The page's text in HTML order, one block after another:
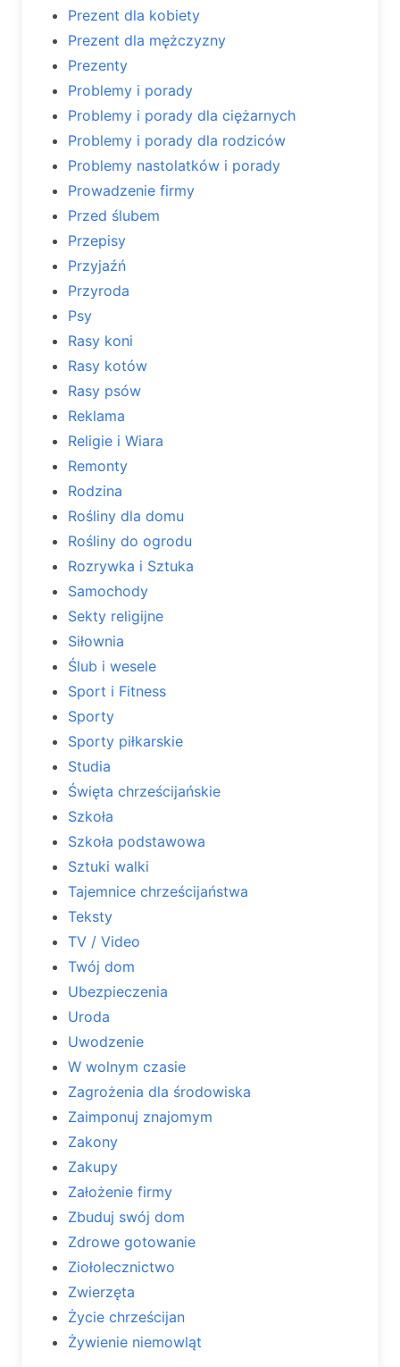
Prezent dla kobiety
Prezent dla mężczyzny
Prezenty
Problemy i porady
Problemy i porady dla ciężarnych
Problemy i porady dla rodziców
Problemy nastolatków i porady
Prowadzenie firmy
Przed ślubem
Przepisy
Przyjaźń
Przyroda
Psy
Rasy koni
Rasy kotów
Rasy psów
Reklama
Religie i Wiara
Remonty
Rodzina
Rośliny dla domu
Rośliny do ogrodu
Rozrywka i Sztuka
Samochody
Sekty religijne
Siłownia
Ślub i wesele
Sport i Fitness
Sporty
Sporty piłkarskie
Studia
Święta chrześcijańskie
Szkoła
Szkoła podstawowa
Sztuki walki
Tajemnice chrześcijaństwa
Teksty
TV / Video
Twój dom
Ubezpieczenia
Uroda
Uwodzenie
W wolnym czasie
Zagrożenia dla środowiska
Zaimponuj znajomym
Zakony
Zakupy
Założenie firmy
Zbuduj swój dom
Zdrowe gotowanie
Ziołolecznictwo
Zwierzęta
Życie chrześcijan
Żywienie niemowląt